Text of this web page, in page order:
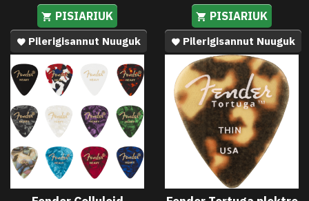
PISIARIUK
Pilerigisannut Nuuguk
PISIARIUK
Pilerigisannut Nuuguk